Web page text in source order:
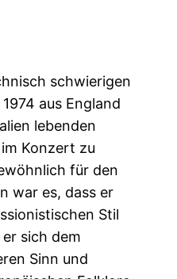
schwierigen
aus England
lebenden
Konzert zu
für den
war es, dass er
Stil
sich dem
Sinn und